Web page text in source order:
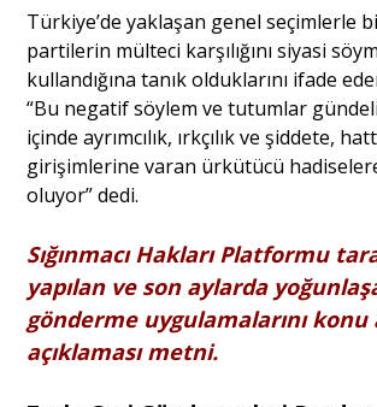
Türkiye’de yaklaşan genel seçimlerle
partilerin mülteci karşılığını siyasi
kullandığına tanık olduklarını ifade
“Bu negatif söylem ve tutumlar
içinde ayrımcılık, ırkçılık ve şiddete,
girişimlerine varan ürkütücü
oluyor” dedi.
Sığınmacı Hakları Platformu
yapılan ve son aylarda
gönderme uygulamalarını konu
açıklaması metni.